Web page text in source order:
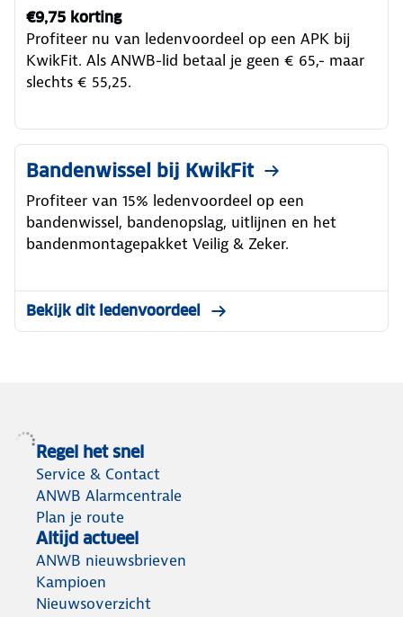
€9,75 korting
Profiteer nu van ledenvoordeel op een APK bij
KwikFit. Als ANWB-lid betaal je geen € 65,- maar
slechts € 55,25.
Bandenwissel bij KwikFit
Profiteer van 15% ledenvoordeel op een
bandenwissel, bandenopslag, uitlijnen en het
bandenmontagepakket Veilig & Zeker.
Bekijk dit ledenvoordeel
Regel het snel
Service & Contact
ANWB Alarmcentrale
Plan je route
Altijd actueel
ANWB nieuwsbrieven
Kampioen
Nieuwsoverzicht